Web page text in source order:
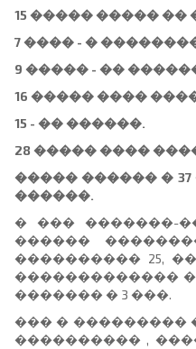
15 ����� �����
7 ���� - �
9 ����� - ��
16 ����� ����
15 - �� ������.
28 ����� ����
����� ������ � 37
������.
� ��� �������-
������
���������� 25,
�������������
������� � 3 ���.
��� � ���������
���������� ,